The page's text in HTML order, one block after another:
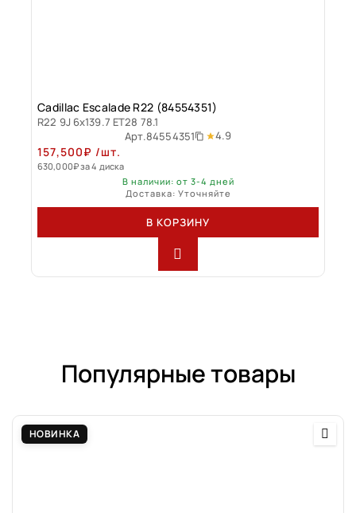
Cadillac Escalade R22 (84554351)
R22 9J 6x139.7 ET28 78.1
Арт.84554351 4.9
157,500₽ /шт.
630,000₽за 4 диска
В наличии: от 3-4 дней
Доставка: Уточняйте
В КОРЗИНУ
Популярные товары
НОВИНКА